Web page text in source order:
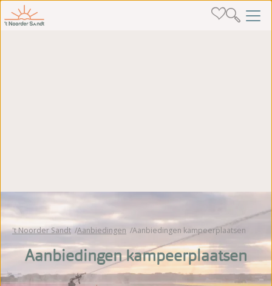
't Noorder Sandt Aanbiedingen Aanbiedingen kampeerplaatsen
Aanbiedingen kampeerplaatsen